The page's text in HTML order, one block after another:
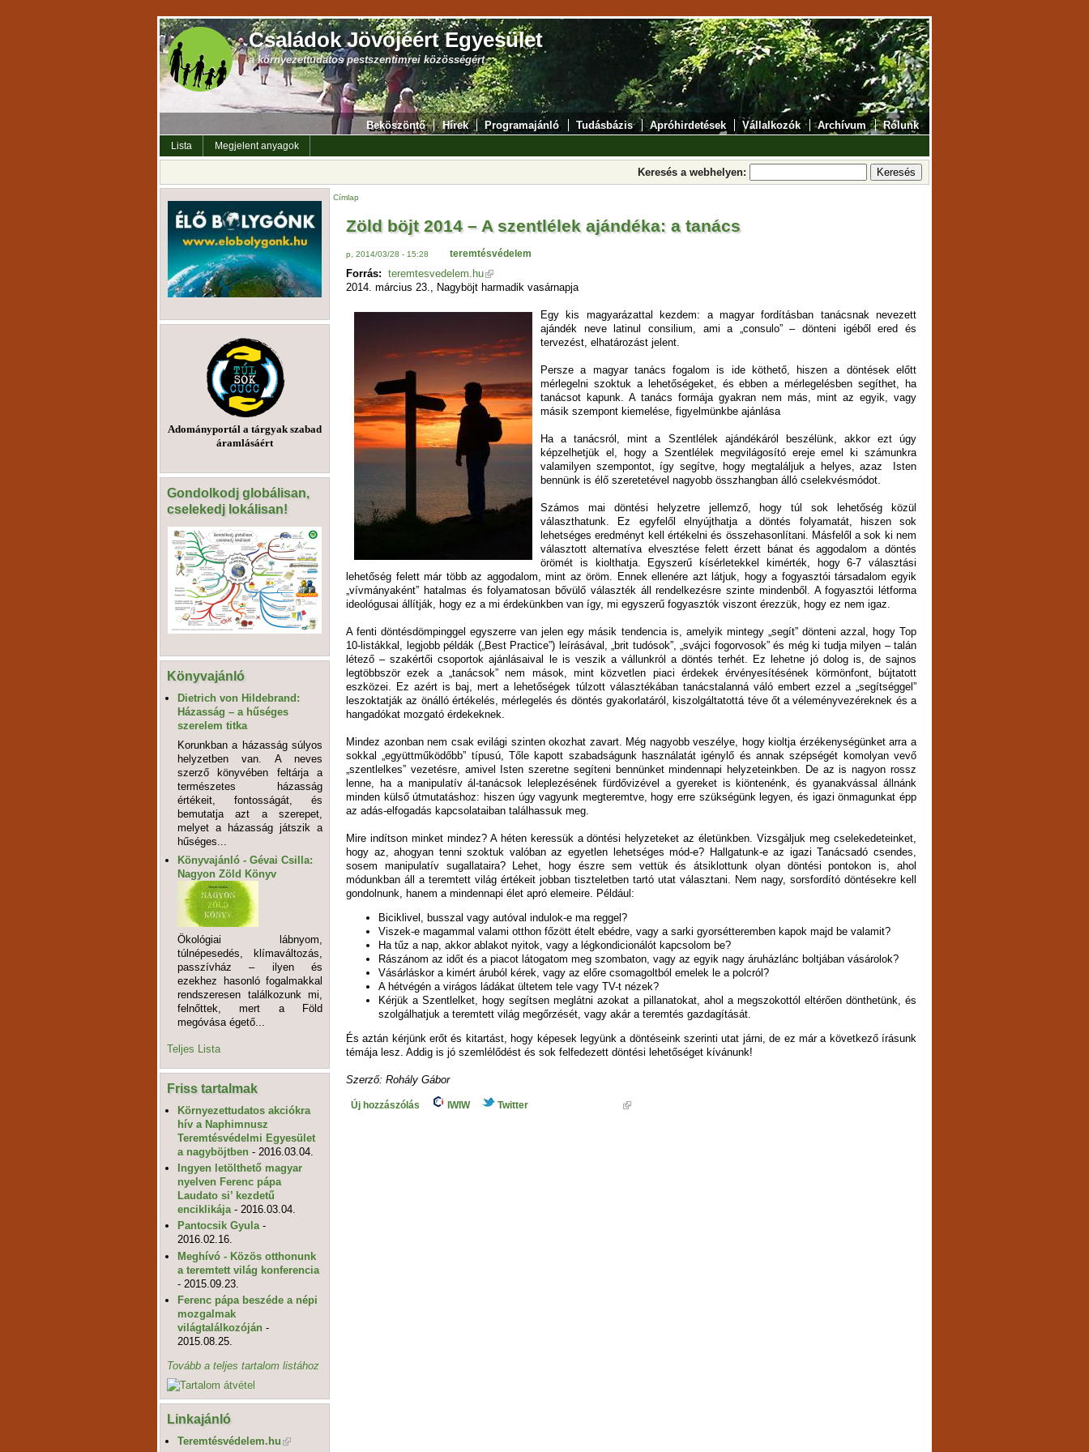
Családok Jövőjéért Egyesület
a környezettudatos pestszentimrei közösségért
Beköszöntő Hírek Programajánló Tudásbázis Apróhirdetések Vállalkozók Archívum Rólunk
Lista Megjelent anyagok
Keresés a webhelyen:
Adományportál a tárgyak szabad
áramlásáért
Gondolkodj globálisan,
cselekedj lokálisan!
Könyvajánló
Dietrich von Hildebrand:
Házasság – a hűséges
szerelem titka
Korunkban a házasság súlyos
helyzetben van. A neves
szerző könyvében feltárja a
természetes házasság
értékeit, fontosságát, és
bemutatja azt a szerepet,
melyet a házasság játszik a
hűséges...
Könyvajánló - Gévai Csilla:
Nagyon Zöld Könyv
Ökológiai lábnyom,
túlnépesedés, klímaváltozás,
passzívház – ilyen és
ezekhez hasonló fogalmakkal
rendszeresen találkozunk mi,
felnőttek, mert a Föld
megóvása égető...
Teljes Lista
Friss tartalmak
Környezettudatos akciókra
hív a Naphimnusz
Teremtésvédelmi Egyesület
a nagyböjtben - 2016.03.04.
Ingyen letölthető magyar
nyelven Ferenc pápa
Laudato si’ kezdetű
enciklikája - 2016.03.04.
Pantocsik Gyula -
2016.02.16.
Meghívó - Közös otthonunk
a teremtett világ konferencia
- 2015.09.23.
Ferenc pápa beszéde a népi
mozgalmak
világtalálkozóján -
2015.08.25.
Tovább a teljes tartalom listához
Linkajánló
Teremtésvédelem.hu
Címlap
Zöld böjt 2014 – A szentlélek ajándéka: a tanács
p, 2014/03/28 - 15:28 teremtésvédelem
Forrás: teremtesvedelem.hu
2014. március 23., Nagyböjt harmadik vasárnapja
Egy kis magyarázattal kezdem: a magyar fordításban tanácsnak nevezett
ajándék neve latinul consilium, ami a „consulo” – dönteni igéből ered és
tervezést, elhatározást jelent.
Persze a magyar tanács fogalom is ide köthető, hiszen a döntések előtt
mérlegelni szoktuk a lehetőségeket, és ebben a mérlegelésben segíthet, ha
tanácsot kapunk. A tanács formája gyakran nem más, mint az egyik, vagy
másik szempont kiemelése, figyelmünkbe ajánlása
Ha a tanácsról, mint a Szentlélek ajándékáról beszélünk, akkor ezt úgy
képzelhetjük el, hogy a Szentlélek megvilágosító ereje emel ki számunkra
valamilyen szempontot, így segítve, hogy megtaláljuk a helyes, azaz Isten
bennünk is élő szeretetével nagyobb összhangban álló cselekvésmódot.
Számos mai döntési helyzetre jellemző, hogy túl sok lehetőség közül
választhatunk. Ez egyfelől elnyújthatja a döntés folyamatát, hiszen sok
lehetséges eredményt kell értékelni és összehasonlítani. Másfelől a sok ki nem
választott alternatíva elvesztése felett érzett bánat és aggodalom a döntés
örömét is kiolthatja. Egyszerű kísérletekkel kimérték, hogy 6-7 választási
lehetőség felett már több az aggodalom, mint az öröm. Ennek ellenére azt látjuk, hogy a fogyasztói társadalom egyik
„vívmányaként” hatalmas és folyamatosan bővülő választék áll rendelkezésre szinte mindenből. A fogyasztói létforma
ideológusai állítják, hogy ez a mi érdekünkben van így, mi egyszerű fogyasztók viszont érezzük, hogy ez nem igaz.
A fenti döntésdömpinggel egyszerre van jelen egy másik tendencia is, amelyik mintegy „segít” dönteni azzal, hogy Top
10-listákkal, legjobb példák („Best Practice”) leírásával, „brit tudósok”, „svájci fogorvosok” és még ki tudja milyen – talán
létező – szakértői csoportok ajánlásaival le is veszik a vállunkról a döntés terhét. Ez lehetne jó dolog is, de sajnos
legtöbbször ezek a „tanácsok” nem mások, mint közvetlen piaci érdekek érvényesítésének körmönfont, bújtatott
eszközei. Ez azért is baj, mert a lehetőségek túlzott választékában tanácstalanná váló embert ezzel a „segítséggel”
leszoktatják az önálló értékelés, mérlegelés és döntés gyakorlatáról, kiszolgáltatottá téve őt a véleményvezéreknek és a
hangadókat mozgató érdekeknek.
Mindez azonban nem csak evilági szinten okozhat zavart. Még nagyobb veszélye, hogy kioltja érzékenységünket arra a
sokkal „együttműködőbb” típusú, Tőle kapott szabadságunk használatát igénylő és annak szépségét komolyan vevő
„szentlelkes” vezetésre, amivel Isten szeretne segíteni bennünket mindennapi helyzeteinkben. De az is nagyon rossz
lenne, ha a manipulatív ál-tanácsok leleplezésének fürdővizével a gyereket is kiöntenénk, és gyanakvással állnánk
minden külső útmutatáshoz: hiszen úgy vagyunk megteremtve, hogy erre szükségünk legyen, és igazi önmagunkat épp
az adás-elfogadás kapcsolataiban találhassuk meg.
Mire indítson minket mindez? A héten keressük a döntési helyzeteket az életünkben. Vizsgáljuk meg cselekedeteinket,
hogy az, ahogyan tenni szoktuk valóban az egyetlen lehetséges mód-e? Hallgatunk-e az igazi Tanácsadó csendes,
sosem manipulatív sugallataira? Lehet, hogy észre sem vettük és átsiklottunk olyan döntési pontokon is, ahol
módunkban áll a teremtett világ értékeit jobban tiszteletben tartó utat választani. Nem nagy, sorsfordító döntésekre kell
gondolnunk, hanem a mindennapi élet apró elemeire. Például:
Biciklivel, busszal vagy autóval indulok-e ma reggel?
Viszek-e magammal valami otthon főzött ételt ebédre, vagy a sarki gyorsétteremben kapok majd be valamit?
Ha tűz a nap, akkor ablakot nyitok, vagy a légkondicionálót kapcsolom be?
Rászánom az időt és a piacot látogatom meg szombaton, vagy az egyik nagy áruházlánc boltjában vásárolok?
Vásárláskor a kimért áruból kérek, vagy az előre csomagoltból emelek le a polcról?
A hétvégén a virágos ládákat ültetem tele vagy TV-t nézek?
Kérjük a Szentlelket, hogy segítsen meglátni azokat a pillanatokat, ahol a megszokottól eltérően dönthetünk, és
szolgálhatjuk a teremtett világ megőrzését, vagy akár a teremtés gazdagítását.
És aztán kérjünk erőt és kitartást, hogy képesek legyünk a döntéseink szerinti utat járni, de ez már a következő írásunk
témája lesz. Addig is jó szemlélődést és sok felfedezett döntési lehetőséget kívánunk!
Szerző: Rohály Gábor
Új hozzászólás IWIW Twitter